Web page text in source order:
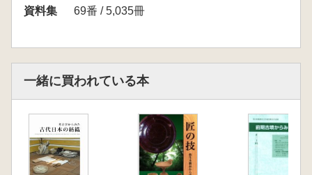
る紡織縫具に関わる遺物や、それら遺物が出土
などについて考古・文献の両視点から考えてみ
たい。
<目次>
平野 修 研究集会「紡織の者古学 紡ぐ・織
る・縫う」の開催にあたって 趣旨説明
資料集
69番 / 5,035冊
一緒に買われている本